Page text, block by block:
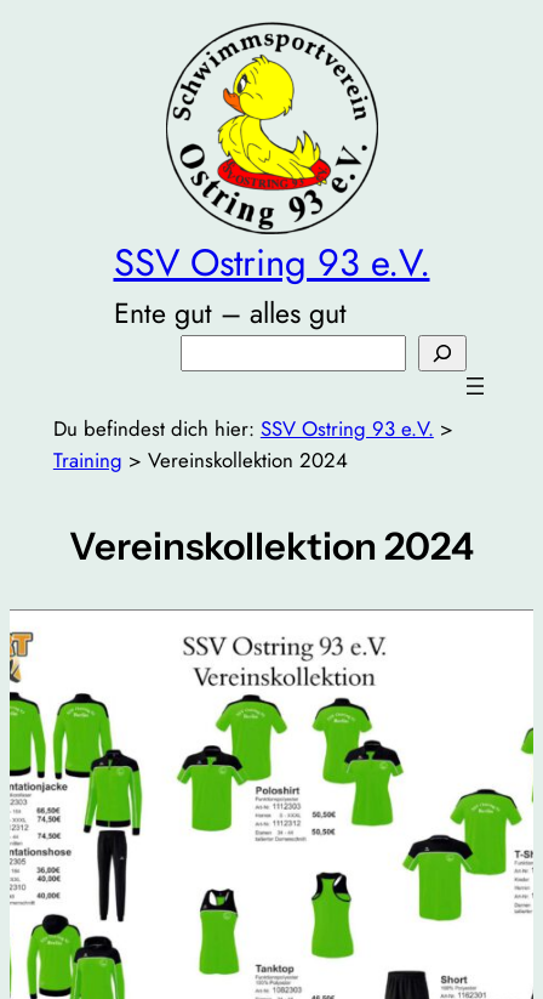
SSV Ostring 93 e.V.
Ente gut – alles gut
Du befindest dich hier: SSV Ostring 93 e.V. >
Training > Vereinskollektion 2024
Vereinskollektion 2024